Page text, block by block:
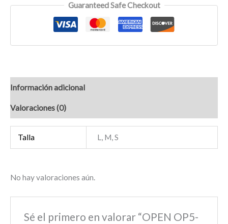
Guaranteed Safe Checkout
Información adicional
Valoraciones (0)
Talla L, M, S
No hay valoraciones aún.
Sé el primero en valorar “OPEN OP5-